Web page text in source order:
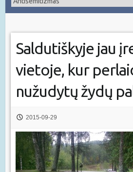
Saldutiškyje jau
vietoje, kur
nužudytų žydų
2015-09-29